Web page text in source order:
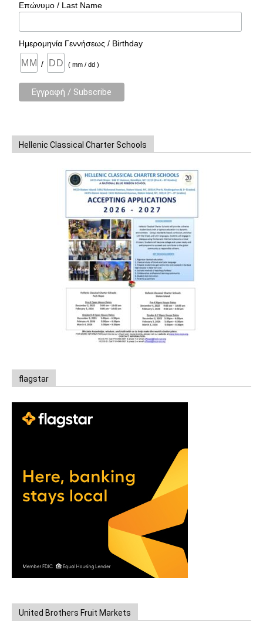
Επώνυμο / Last Name
Ημερομηνία Γεννήσεως / Birthday
/ ( mm / dd )
Hellenic Classical Charter Schools
flagstar
United Brothers Fruit Markets